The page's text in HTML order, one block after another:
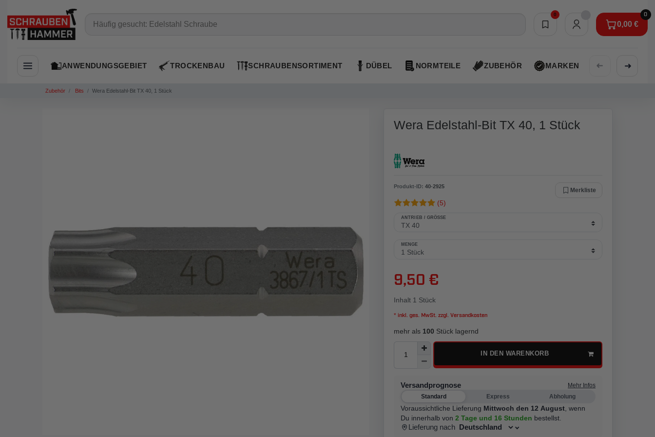
0
Merkliste
0
0,00 €
0,00 €
Navigation öffnen
ANWENDUNGSGEBIET TROCKENBAU SCHRAUBENSORTIMENT DÜBEL NORMTEILE ZUBEHÖR MARKEN AKTIONEN
➜ ➜
Zubehör Bits Wera Edelstahl-Bit TX 40, 1 Stück
Wera Edelstahl-Bit TX 40, 1 Stück
Produkt-ID: 40-2925
Merkliste
(5)
ANTRIEB / GRÖSSE
MENGE
9,50 €
Inhalt 1 Stück
* inkl. ges. MwSt. zzgl. Versandkosten
mehr als 100 Stück lagernd
IN DEN WARENKORB
Versandprognose
Mehr Infos
Standard
Express Abholung
Voraussichtliche Lieferung Mittwoch den 12 August, wenn
Du innerhalb von 2 Tage und 16 Stunden bestellst.
Lieferung nach